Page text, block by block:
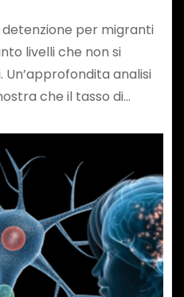
per migranti
livelli che non si
analisi
che il tasso di…